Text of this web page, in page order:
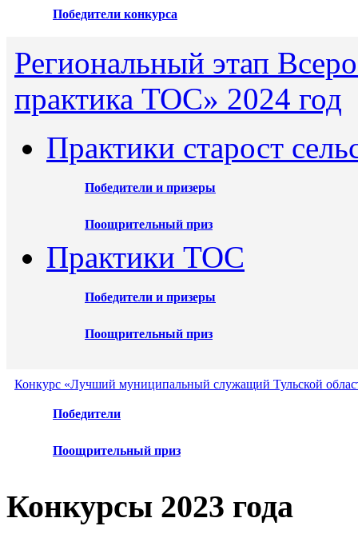
Победители конкурса
Региональный этап
практика ТОС» 2024 год
Практики старост
Победители и призеры
Поощрительный приз
Практики ТОС
Победители и призеры
Поощрительный приз
Конкурс «Лучший муниципальный служащий Тульской
Победители
Поощрительный приз
Конкурсы 2023 года